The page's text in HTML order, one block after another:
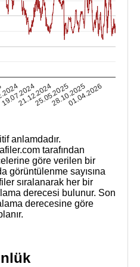
19.07.2024
21.12.2024
25.05.2025
28.10.2025
01.04.2026
anlamdadır.
tarafından
göre verilen bir
görüntülenme sayısına
sıralanarak her bir
derecesi bulunur. Son
derecesine göre